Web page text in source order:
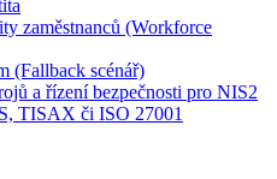
zaměstnanců (Workforce
(Fallback scénář)
a řízení bezpečnosti pro NIS2
TISAX či ISO 27001